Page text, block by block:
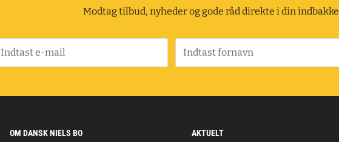
Modtag tilbud, nyheder og gode råd direkte i din indbakke
Indtast e-mail Indtast fornavn
OM DANSK NIELS BO AKTUELT